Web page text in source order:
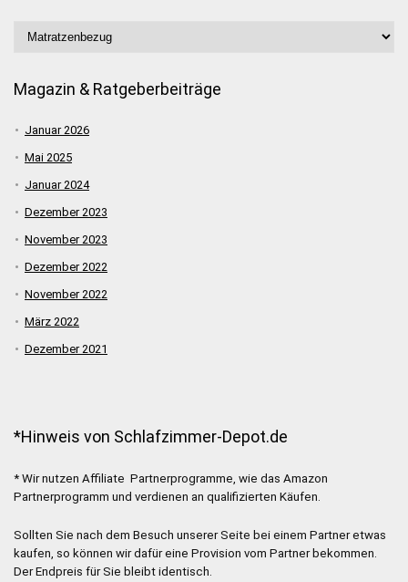
Magazin & Ratgeberbeiträge
Januar 2026
Mai 2025
Januar 2024
Dezember 2023
November 2023
Dezember 2022
November 2022
März 2022
Dezember 2021
*Hinweis von Schlafzimmer-Depot.de
* Wir nutzen Affiliate Partnerprogramme, wie das Amazon
Partnerprogramm und verdienen an qualifizierten Käufen.
Sollten Sie nach dem Besuch unserer Seite bei einem Partner etwas
kaufen, so können wir dafür eine Provision vom Partner bekommen.
Der Endpreis für Sie bleibt identisch.